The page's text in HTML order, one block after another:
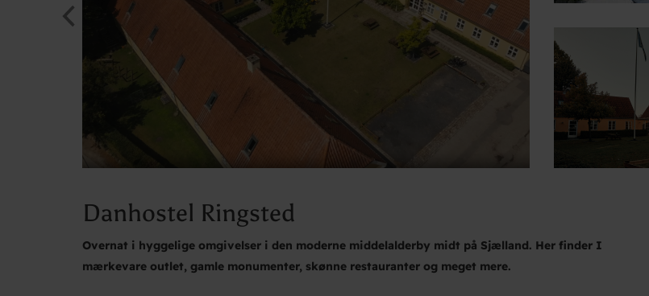
Danhostel Ringsted
Overnat i hyggelige omgivelser i den moderne middelalderby midt på Sjælland. Her finder I
mærkevare outlet, gamle monumenter, skønne restauranter og meget mere.